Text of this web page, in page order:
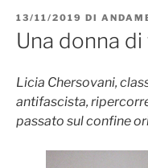
PUBBLICATO
IL
13/11/2019 DI
Una donna
Licia Chersovani,
antifascista,
passato sul confine